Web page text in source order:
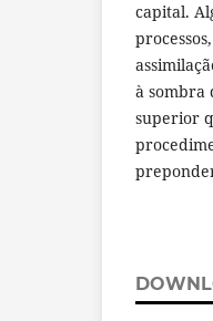
capital.
à sombra
superior